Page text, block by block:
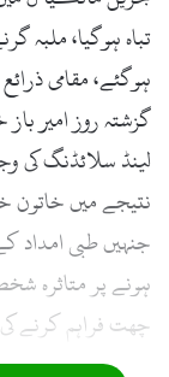
تباہ ہوگیا، ملبہ
ہوگئے، مقامی
گزشتہ روز امیر
لینڈ سلائڈنگ کی
نتیجے میں خاتون
جنہیں طبی امداد
ہونے پر متاثرہ
چھت فراہم کرنے